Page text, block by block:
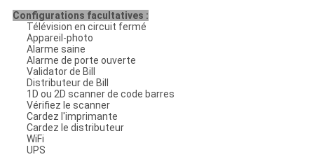
Configurations facultatives :
Télévision en circuit fermé
Appareil-photo
Alarme saine
Alarme de porte ouverte
Validator de Bill
Distributeur de Bill
1D ou 2D scanner de code barres
Vérifiez le scanner
Cardez l'imprimante
Cardez le distributeur
WiFi
UPS